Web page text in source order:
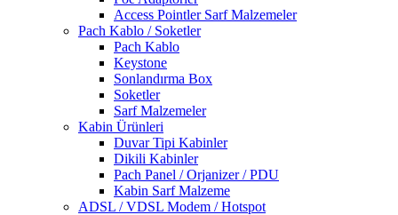
Access Pointler Sarf Malzemeler
Pach Kablo / Soketler
Pach Kablo
Keystone
Sonlandırma Box
Soketler
Sarf Malzemeler
Kabin Ürünleri
Duvar Tipi Kabinler
Dikili Kabinler
Pach Panel / Orjanizer / PDU
Kabin Sarf Malzeme
ADSL / VDSL Modem / Hotspot